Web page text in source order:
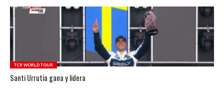
TCR WORLD TOUR
Santi Urrutia gana y lidera